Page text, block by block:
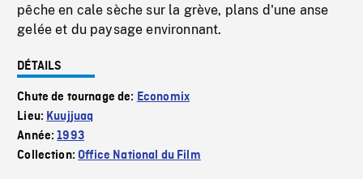
pêche en cale sèche sur la grève, plans d'une anse
gelée et du paysage environnant.
DÉTAILS
Chute de tournage de: Economix
Lieu: Kuujjuaq
Année:1993
Collection:Office National du Film